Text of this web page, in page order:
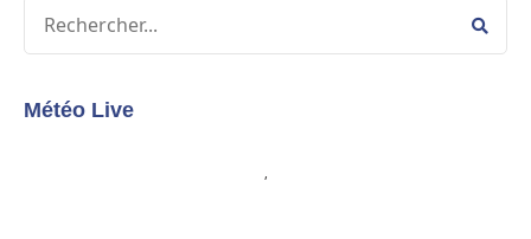
Météo Live
,